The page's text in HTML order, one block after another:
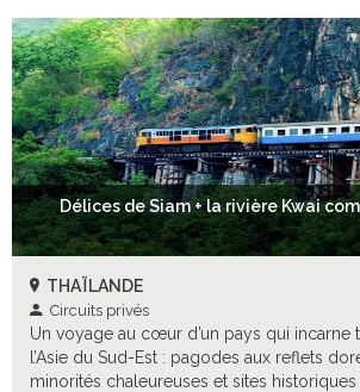
Délices de Siam + la rivière Kwai
THAÏLANDE
Circuits privés
Un voyage au cœur d’un pays qui incarne
l’Asie du Sud-Est : pagodes aux reflets
minorités chaleureuses et sites